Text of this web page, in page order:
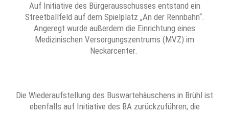
Auf Initiative des Bürgerausschusses entstand ein
Streetballfeld auf dem Spielplatz „An der Rennbahn“.
Angeregt wurde außerdem die Einrichtung eines
Medizinischen Versorgungszentrums (MVZ) im
Neckarcenter.
Die Wiederaufstellung des Buswartehäuschens in Brühl ist
ebenfalls auf Initiative des BA zurückzuführen; die